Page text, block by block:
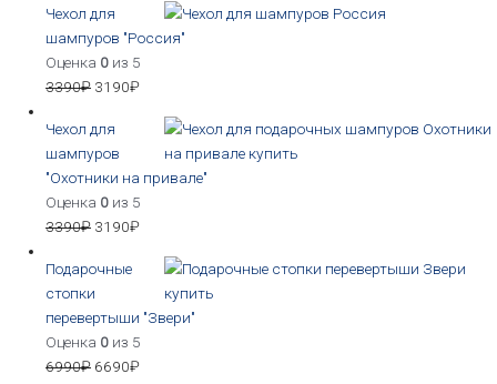
Чехол для
шампуров "Россия"
Оценка 0 из 5
3390₽ 3190₽
Чехол для
шампуров
"Охотники на привале"
Оценка 0 из 5
3390₽ 3190₽
Подарочные
стопки
перевертыши "Звери"
Оценка 0 из 5
6990₽ 6690₽